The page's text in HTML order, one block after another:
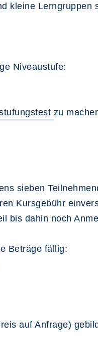
kleine Lerngruppen
Niveaustufe:
zu
sieben
Kursgebühr
bis dahin noch
Beträge fällig:
auf Anfrage)